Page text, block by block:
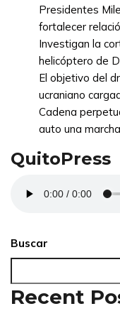
Presidentes
fortalecer
Investigan la
helicóptero de
El objetivo del
ucraniano
Cadena
auto una
QuitoPress
Buscar
Recent